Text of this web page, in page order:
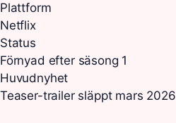
Plattform
Netflix
Status
Förnyad efter säsong 1
Huvudnyhet
Teaser-trailer släppt mars 2026